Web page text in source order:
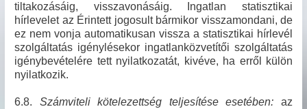
tiltakozásáig, visszavonásáig. Ingatlan statisztikai
hírlevelet az Érintett jogosult bármikor visszamondani, de
ez nem vonja automatikusan vissza a statisztikai hírlevél
szolgáltatás igénylésekor ingatlanközvetítői szolgáltatás
igénybevételére tett nyilatkozatát, kivéve, ha erről külön
nyilatkozik.
6.8. Számviteli kötelezettség teljesítése esetében: az